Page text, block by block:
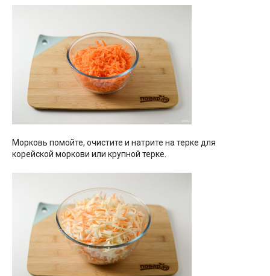
Морковь помойте, очистите и натрите на терке для
корейской моркови или крупной терке.